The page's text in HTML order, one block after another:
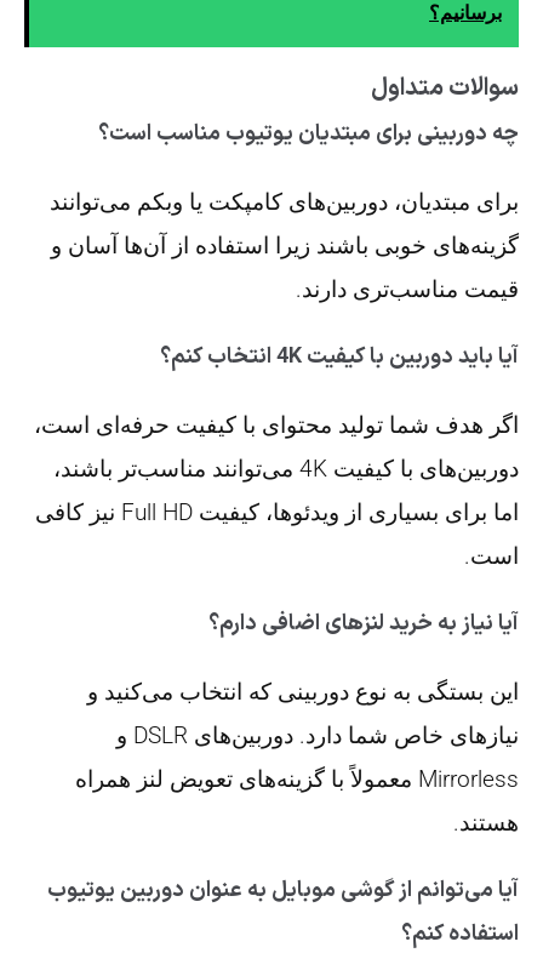
برسانیم؟
سوالات متداول
چه دوربینی برای مبتدیان یوتیوب مناسب است؟
برای مبتدیان، دوربین‌های کامپکت یا وبکم می‌توانند
گزینه‌های خوبی باشند زیرا استفاده از آن‌ها آسان و
قیمت مناسب‌تری دارند.
آیا باید دوربین با کیفیت 4K انتخاب کنم؟
اگر هدف شما تولید محتوای با کیفیت حرفه‌ای است،
دوربین‌های با کیفیت 4K می‌توانند مناسب‌تر باشند،
اما برای بسیاری از ویدئوها، کیفیت Full HD نیز کافی
است.
آیا نیاز به خرید لنزهای اضافی دارم؟
این بستگی به نوع دوربینی که انتخاب می‌کنید و
نیازهای خاص شما دارد. دوربین‌های DSLR و
Mirrorless معمولاً با گزینه‌های تعویض لنز همراه
هستند.
آیا می‌توانم از گوشی موبایل به عنوان دوربین یوتیوب
استفاده کنم؟